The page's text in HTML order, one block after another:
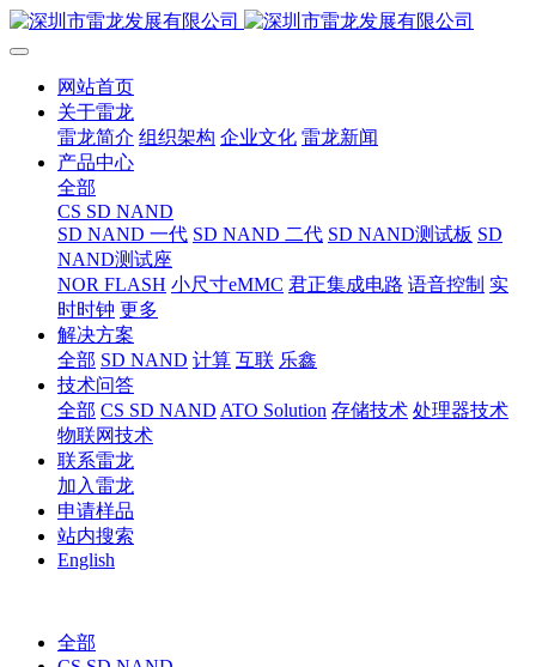
网站首页
关于雷龙
雷龙简介 组织架构 企业文化 雷龙新闻
产品中心
全部
CS SD NAND
SD NAND 一代 SD NAND 二代 SD NAND测试板 SD
NAND测试座
NOR FLASH 小尺寸eMMC 君正集成电路 语音控制 实
时时钟 更多
解决方案
全部 SD NAND 计算 互联 乐鑫
技术问答
全部 CS SD NAND ATO Solution 存储技术 处理器技术
物联网技术
联系雷龙
加入雷龙
申请样品
站内搜索
English
全部